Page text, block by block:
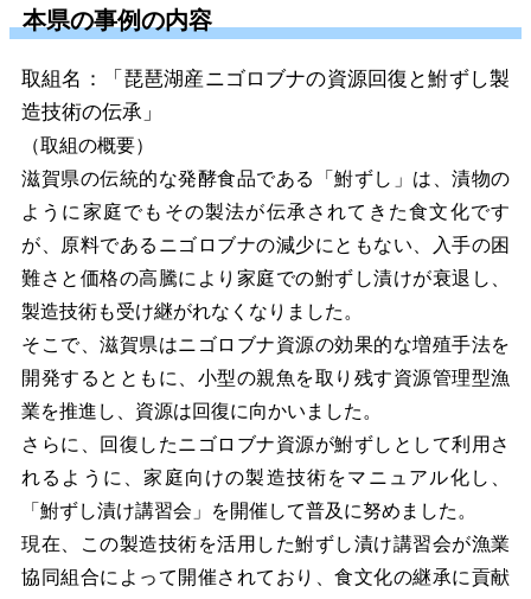
本県の事例の内容
取組名：「琵琶湖産ニゴロブナの資源回復と鮒ずし製
造技術の伝承」
（取組の概要）
滋賀県の伝統的な発酵食品である「鮒ずし」は、漬物の
ように家庭でもその製法が伝承されてきた食文化です
が、原料であるニゴロブナの減少にともない、入手の困
難さと価格の高騰により家庭での鮒ずし漬けが衰退し、
製造技術も受け継がれなくなりました。
そこで、滋賀県はニゴロブナ資源の効果的な増殖手法を
開発するとともに、小型の親魚を取り残す資源管理型漁
業を推進し、資源は回復に向かいました。
さらに、回復したニゴロブナ資源が鮒ずしとして利用さ
れるように、家庭向けの製造技術をマニュアル化し、
「鮒ずし漬け講習会」を開催して普及に努めました。
現在、この製造技術を活用した鮒ずし漬け講習会が漁業
協同組合によって開催されており、食文化の継承に貢献